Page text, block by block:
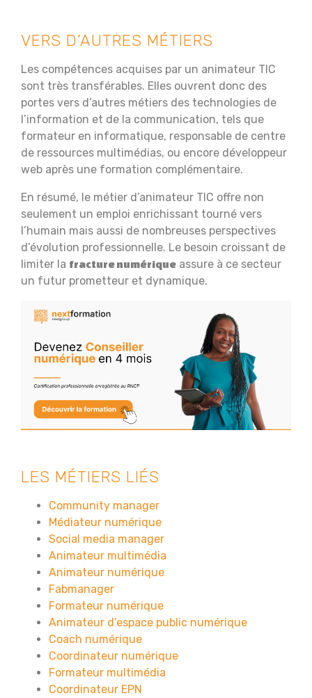
VERS D’AUTRES MÉTIERS
Les compétences acquises par un animateur TIC
sont très transférables. Elles ouvrent donc des
portes vers d’autres métiers des technologies de
l’information et de la communication, tels que
formateur en informatique, responsable de centre
de ressources multimédias, ou encore développeur
web après une formation complémentaire.
En résumé, le métier d’animateur TIC offre non
seulement un emploi enrichissant tourné vers
l’humain mais aussi de nombreuses perspectives
d’évolution professionnelle. Le besoin croissant de
limiter la fracture numérique assure à ce secteur
un futur prometteur et dynamique.
LES MÉTIERS LIÉS
Community manager
Médiateur numérique
Social media manager
Animateur multimédia
Animateur numérique
Fabmanager
Formateur numérique
Animateur d’espace public numérique
Coach numérique
Coordinateur numérique
Formateur multimédia
Coordinateur EPN